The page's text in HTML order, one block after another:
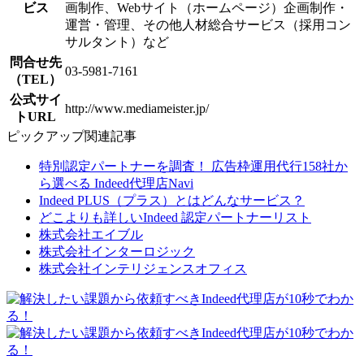
ビス
画制作、Webサイト（ホームページ）企画制作・
運営・管理、その他人材総合サービス（採用コン
サルタント）など
問合せ先
（TEL）
03-5981-7161
公式サイ
トURL
http://www.mediameister.jp/
ピックアップ関連記事
特別認定パートナーを調査！ 広告枠運用代行158社か
ら選べる Indeed代理店Navi
Indeed PLUS（プラス）とはどんなサービス？
どこよりも詳しいIndeed 認定パートナーリスト
株式会社エイブル
株式会社インターロジック
株式会社インテリジェンスオフィス